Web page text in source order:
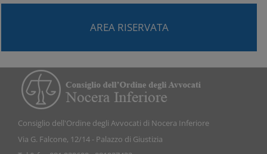
AREA RISERVATA
Consiglio dell'Ordine degli Avvocati di Nocera Inferiore
Via G. Falcone, 12/14 - Palazzo di Giustizia